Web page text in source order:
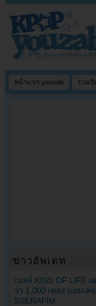
หน้าแรก youzab รวมวั
ข่าวอัพเดท
เบลล์ KISS OF LIFE
ว่า 1,000 เพลง แถมเค
SSERAFIM